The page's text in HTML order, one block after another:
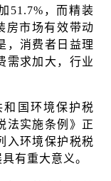
51.7%，而精装
房市场有效带动
，消费者日益理
需求加大，行业
和国环境保护税
法实施条例》正
入环境保护税税
有重大意义。